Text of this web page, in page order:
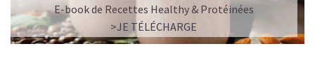
E-book de Recettes Healthy & Protéinées
>JE TÉLÉCHARGE